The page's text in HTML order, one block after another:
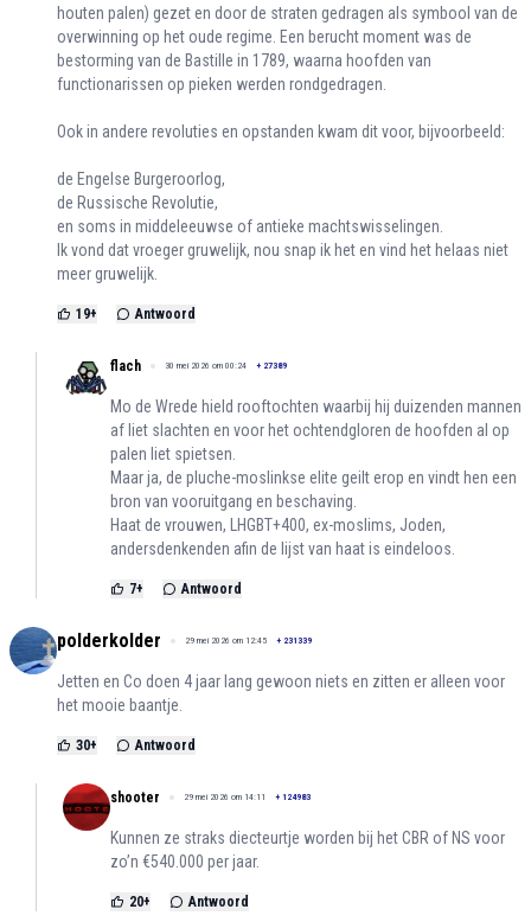
houten palen) gezet en door de straten gedragen als symbool van de
overwinning op het oude regime. Een berucht moment was de
bestorming van de Bastille in 1789, waarna hoofden van
functionarissen op pieken werden rondgedragen.
Ook in andere revoluties en opstanden kwam dit voor, bijvoorbeeld:
de Engelse Burgeroorlog,
de Russische Revolutie,
en soms in middeleeuwse of antieke machtswisselingen.
Ik vond dat vroeger gruwelijk, nou snap ik het en vind het helaas niet
meer gruwelijk.
19+ Antwoord
flach 30 mei 2026 om 00:24 + 27389
Mo de Wrede hield rooftochten waarbij hij duizenden mannen
af liet slachten en voor het ochtendgloren de hoofden al op
palen liet spietsen.
Maar ja, de pluche-moslinkse elite geilt erop en vindt hen een
bron van vooruitgang en beschaving.
Haat de vrouwen, LHGBT+400, ex-moslims, Joden,
andersdenkenden afin de lijst van haat is eindeloos.
7+ Antwoord
polderkolder 29 mei 2026 om 12:45 + 231339
Jetten en Co doen 4 jaar lang gewoon niets en zitten er alleen voor
het mooie baantje.
30+ Antwoord
shooter 29 mei 2026 om 14:11 + 124983
Kunnen ze straks diecteurtje worden bij het CBR of NS voor
zo’n €540.000 per jaar.
20+ Antwoord